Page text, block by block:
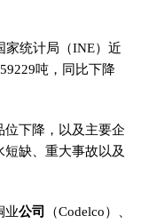
家统计局（INE）近
吨，同比下降
下降，以及主要企
缺、重大事故以及
业公司
（Codelco）、